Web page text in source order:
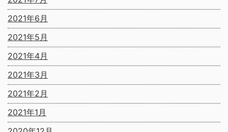
2021年6月
2021年5月
2021年4月
2021年3月
2021年2月
2021年1月